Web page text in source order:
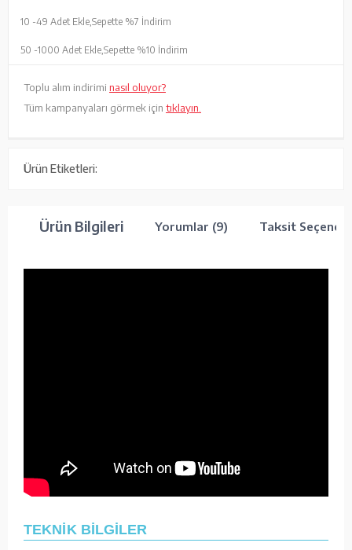
10 -49 Adet Ekle, Sepette %7 İndirim
50 -1000 Adet Ekle, Sepette %10 İndirim
Toplu alım indirimi nasıl oluyor?
Tüm kampanyaları görmek için tıklayın.
Ürün Etiketleri:
Ürün Bilgileri Yorumlar (9) Taksit
TEKNİK BİLGİLER